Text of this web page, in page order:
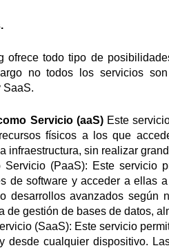
todo tipo de
no todos los servicios
SaaS.
Servicio (aaS) Este
físicos a los que
infraestructura, sin realizar
Servicio (PaaS): Este servicio
de software y acceder a ellas
desarrollos avanzados según
de gestión de bases de datos,
(SaaS): Este servicio
desde cualquier dispositivo.